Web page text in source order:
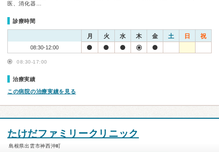
医、消化器…
診療時間
月 火 水 木 金 土 日 祝
08:30-12:00
08:30-17:00
治療実績
この病院の治療実績を見る
たけだファミリークリニック
島根県出雲市神西沖町